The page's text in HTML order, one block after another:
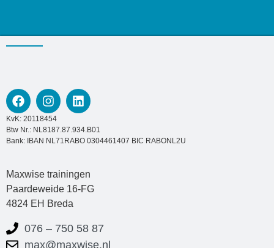
KvK: 20118454
Btw Nr.: NL8187.87.934.B01
Bank: IBAN NL71RABO 0304461407 BIC RABONL2U
Maxwise trainingen
Paardeweide 16-FG
4824 EH Breda
076 – 750 58 87
max@maxwise.nl